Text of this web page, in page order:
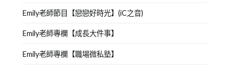
Emily老師節目【戀戀好時光】(iC之音)
Emily老師專欄【成長大件事】
Emily老師專欄【職場微私塾】